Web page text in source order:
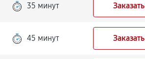
35 минут Заказать
45 минут Заказать